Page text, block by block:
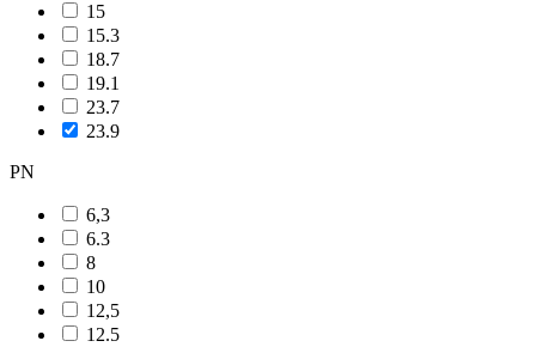
15
15.3
18.7
19.1
23.7
23.9
PN
6,3
6.3
8
10
12,5
12.5